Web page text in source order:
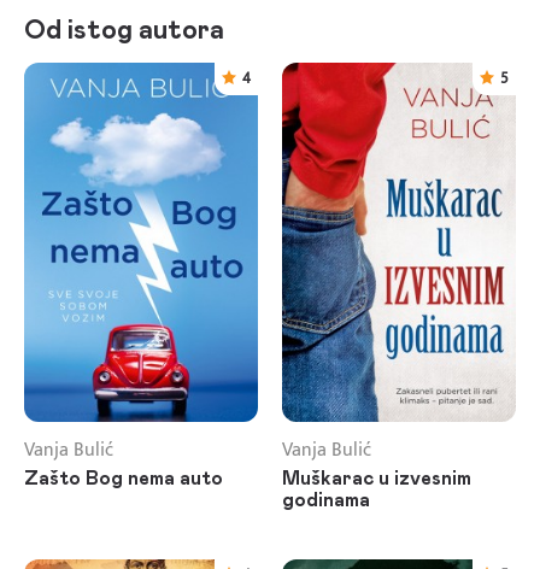
Od istog autora
4
Vanja Bulić
Zašto Bog nema auto
5
Vanja Bulić
Muškarac u izvesnim
godinama